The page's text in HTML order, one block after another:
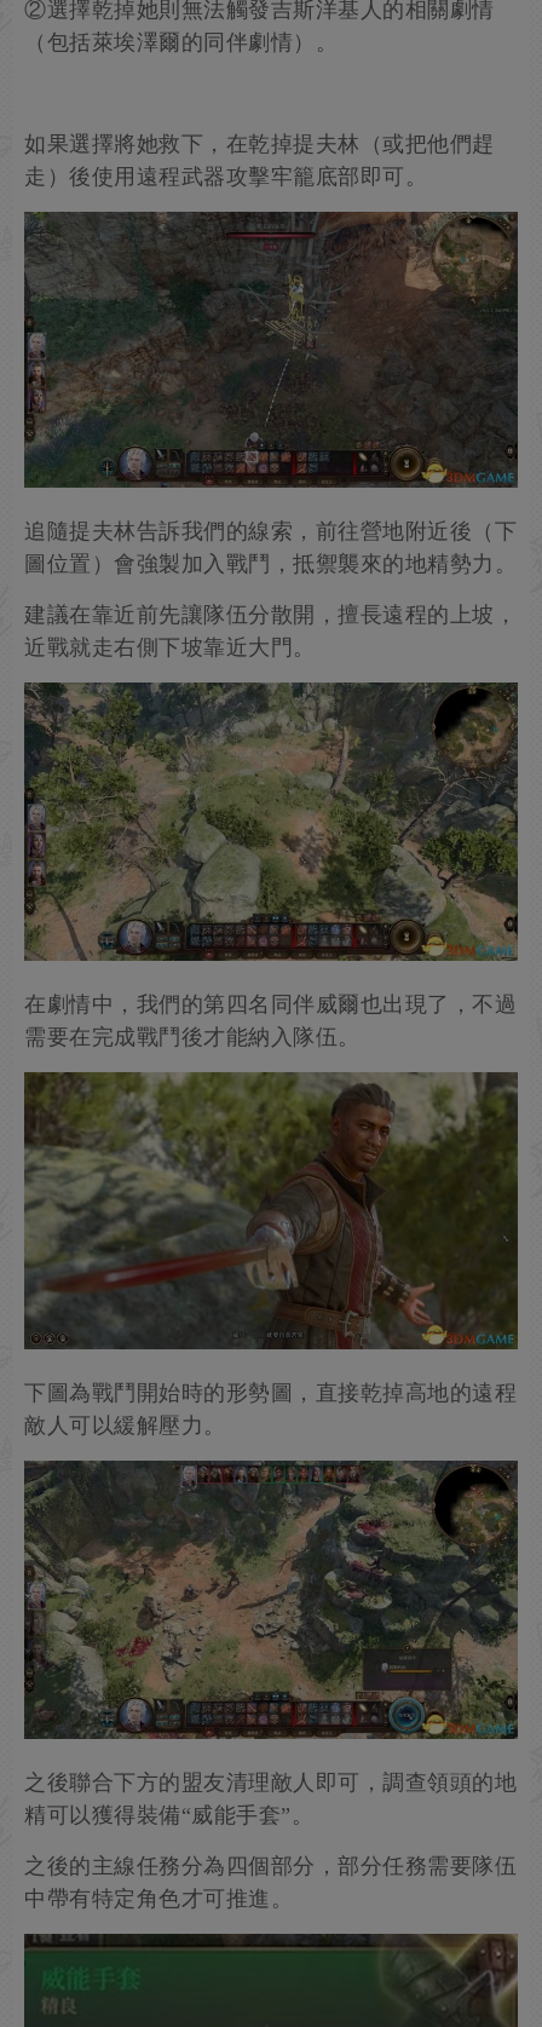
提夫林們離開，遊說（DC10魅力）則是讓提夫林
協助乾掉她，兩者都無法通過的話只能選擇攻擊提
【備注】
①選擇欺瞞後可以通過一個DC5的魅力判定，得知
他們的營地位置。
②選擇乾掉她則無法觸發吉斯洋基人的相關劇情
（包括萊埃澤爾的同伴劇情）。
如果選擇將她救下，在乾掉提夫林（或把他們趕
走）後使用遠程武器攻擊牢籠底部即可。
追隨提夫林告訴我們的線索，前往營地附近後（下
圖位置）會強製加入戰鬥，抵禦襲來的地精勢力。
建議在靠近前先讓隊伍分散開，擅長遠程的上坡，
近戰就走右側下坡靠近大門。
在劇情中，我們的第四名同伴威爾也出現了，不過
需要在完成戰鬥後才能納入隊伍。
下圖為戰鬥開始時的形勢圖，直接乾掉高地的遠程
敵人可以緩解壓力。